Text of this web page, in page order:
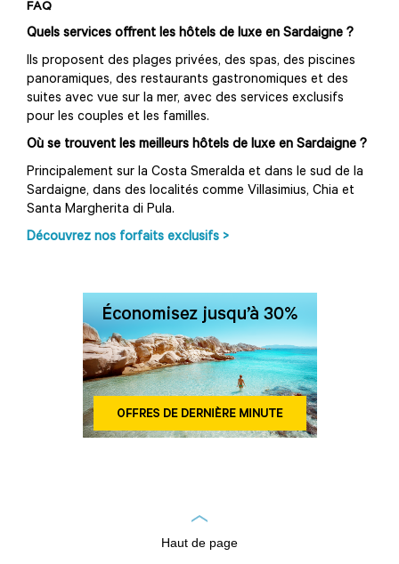
FAQ
Quels services offrent les hôtels de luxe en Sardaigne ?
Ils proposent des plages privées, des spas, des piscines
panoramiques, des restaurants gastronomiques et des
suites avec vue sur la mer, avec des services exclusifs
pour les couples et les familles.
Où se trouvent les meilleurs hôtels de luxe en Sardaigne ?
Principalement sur la Costa Smeralda et dans le sud de la
Sardaigne, dans des localités comme Villasimius, Chia et
Santa Margherita di Pula.
Découvrez nos forfaits exclusifs >
Haut de page